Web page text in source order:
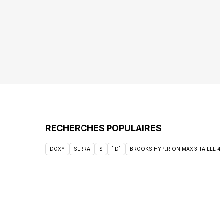
RECHERCHES POPULAIRES
DOXY SERRA S [ID] BROOKS HYPERION MAX 3 TAILLE